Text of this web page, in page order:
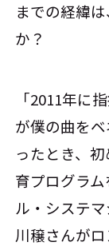
までの経緯
か？
「2011年に
が僕の曲を
ったとき、
育プログラ
ル・システ
川穣さんが